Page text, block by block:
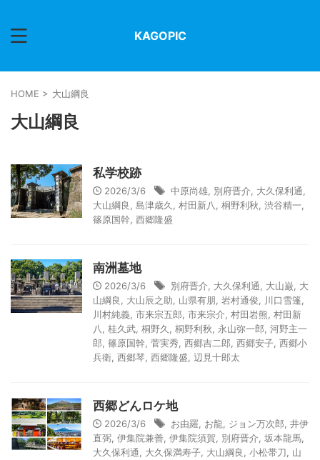
KAGOPIC
HOME > 大山綱良
大山綱良
私学校跡
2026/3/6 中原尚雄 別府晋介 大久保利通
大山綱良
島津歳久 村田新八 桐野利秋 渋谷精一
篠原国幹 西郷隆盛
南洲墓地
2026/3/6 別府晋介 大久保利通 大山巌
大
山綱良
大山辰之助 山県有朋 岩村通俊 川口雪篷
川村純義 市来宗五郎 市来宗介 村田岩熊 村田新
八
桂久武 桐野久 桐野利秋 永山弥一郎 河野主一
郎 篠原国幹 菅実秀 西郷吉二郎 西郷安子 西郷小
兵衛 西郷琴 西郷隆盛 辺見十郎太
西郷どんロケ地
2026/3/6 お由羅 お龍 ジョン万次郎 井伊
直弼 伊集院兼善 伊集院須賀 別府晋介 坂本龍馬
大久保利通
大久保満寿子 大山綱良 小松帯刀
山